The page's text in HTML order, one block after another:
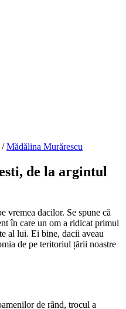
/ Mădălina Murărescu
de la argintul
vremea dacilor. Se spune că
în care un om a ridicat primul
al lui. Ei bine, dacii aveau
de pe teritoriul țării noastre
de rând, trocul a